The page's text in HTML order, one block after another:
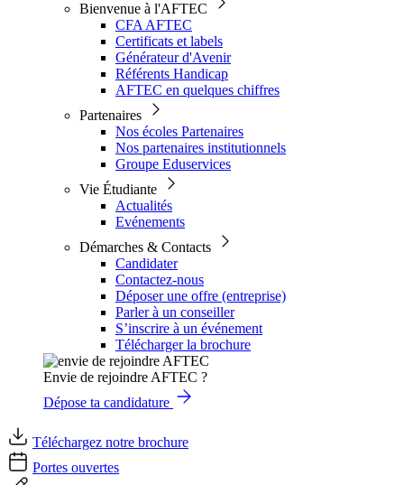
Bienvenue à l'AFTEC
CFA AFTEC
Certificats et labels
Générateur d'Avenir
Référents Handicap
AFTEC en quelques chiffres
Partenaires
Nos écoles Partenaires
Nos partenaires institutionnels
Groupe Eduservices
Vie Étudiante
Actualités
Evénements
Démarches & Contacts
Candidater
Contactez-nous
Déposer une offre (entreprise)
Parler à un conseiller
S’inscrire à un événement
Télécharger la brochure
Envie de rejoindre AFTEC ?
Dépose ta candidature
Téléchargez notre brochure
Portes ouvertes